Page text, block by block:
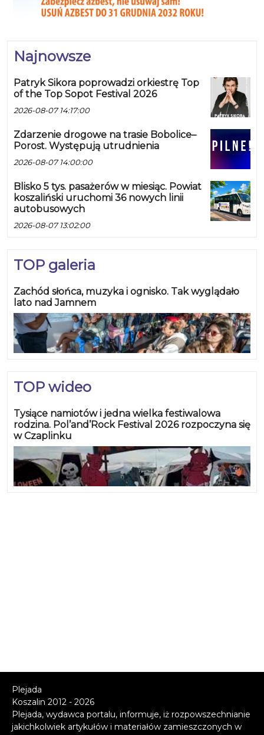
Najnowsze
Patryk Sikora poprowadzi orkiestrę Top
of the Top Sopot Festival 2026
2026-08-07 14:17:00
Zdarzenie drogowe na trasie Bobolice–
Porost. Występują utrudnienia
2026-08-07 14:00:00
Blisko 5 tys. pasażerów w miesiąc. Powiat
koszaliński uruchomi 36 nowych linii
autobusowych
2026-08-07 13:02:00
TOP galeria
Zachód słońca, muzyka i ognisko. Tak wyglądało
lato nad Jamnem
TOP wideo
Tysiące namiotów i jedna wielka festiwalowa
rodzina. Pol’and’Rock Festival 2026 rozpoczyna się
w Czaplinku
Plejada
Koszalin 2012 - 2026
Plejada, wydawca portalu, informuje, iż rozpowszechnianie
jakichkolwiek artykułów i materiałów zamieszczonych w